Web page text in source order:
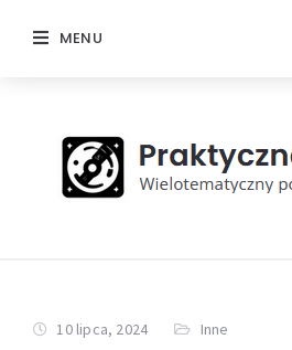
MENU
10 lipca, 2024 Inne